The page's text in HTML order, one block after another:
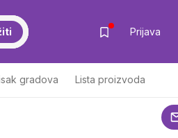
Prijava
gradova Lista proizvoda